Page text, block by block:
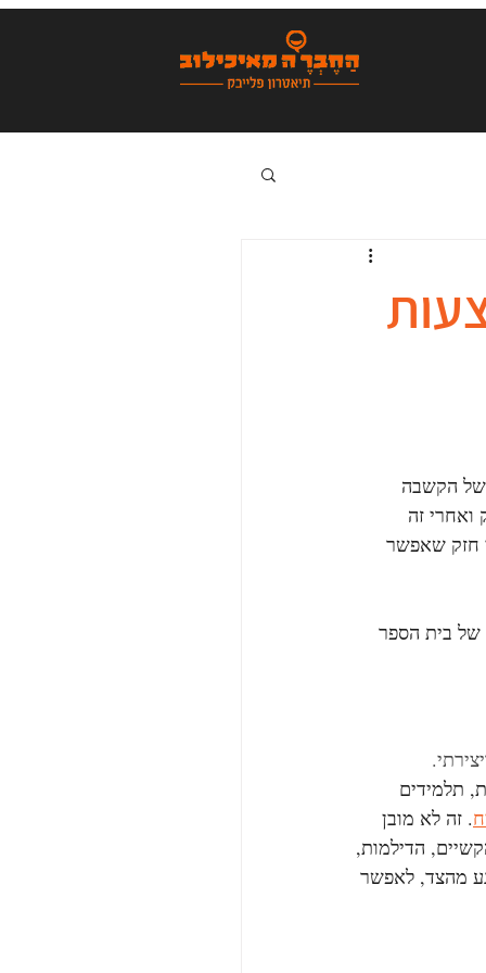
של הקשבה
זה
חזק שאפשר
של בית הספר
תלמידים
. זה לא מובן
הדילמות,
מהצד, לאפשר